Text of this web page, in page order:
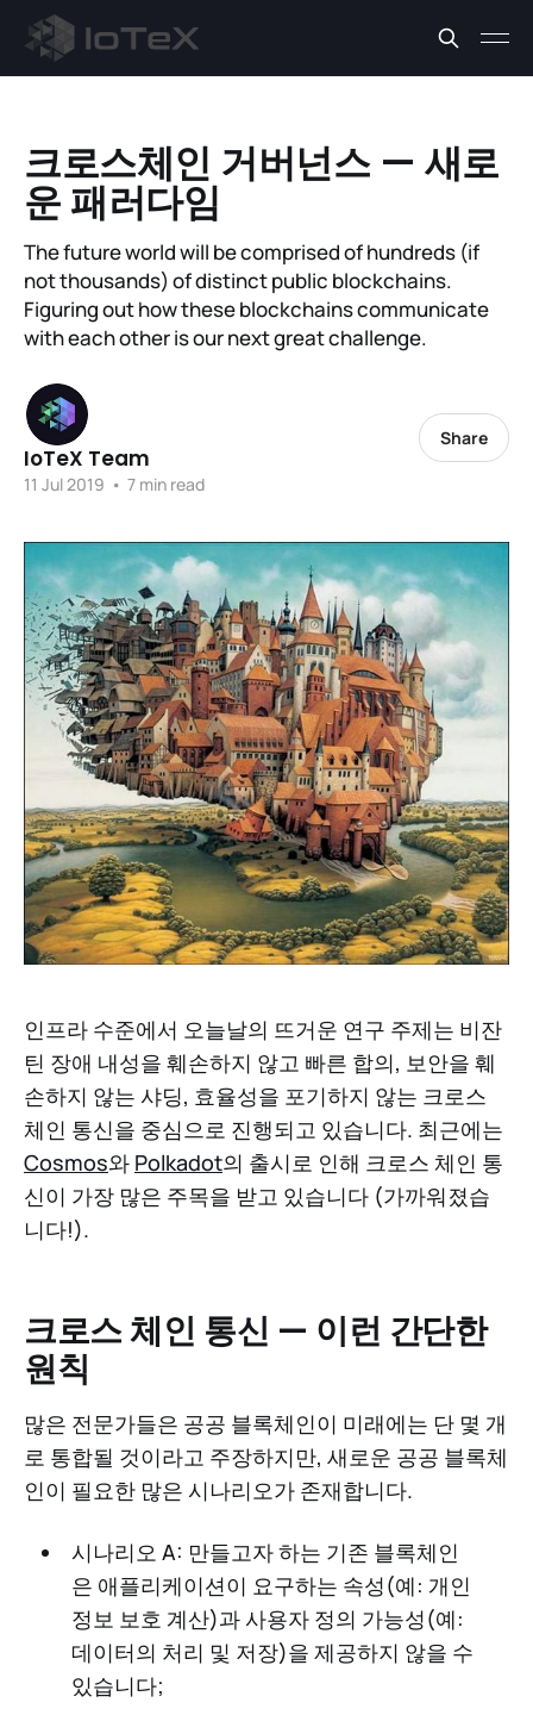
크로스체인 거버넌스 — 새로
운 패러다임
The future world will be comprised of hundreds (if
not thousands) of distinct public blockchains.
Figuring out how these blockchains communicate
with each other is our next great challenge.
IoTeX Team
11 Jul 2019 • 7 min read
Share
인프라 수준에서 오늘날의 뜨거운 연구 주제는 비잔
틴 장애 내성을 훼손하지 않고 빠른 합의, 보안을 훼
손하지 않는 샤딩, 효율성을 포기하지 않는 크로스
체인 통신을 중심으로 진행되고 있습니다. 최근에는
Cosmos와 Polkadot의 출시로 인해 크로스 체인 통
신이 가장 많은 주목을 받고 있습니다 (가까워졌습
니다!).
크로스 체인 통신 — 이런 간단한
원칙
많은 전문가들은 공공 블록체인이 미래에는 단 몇 개
로 통합될 것이라고 주장하지만, 새로운 공공 블록체
인이 필요한 많은 시나리오가 존재합니다.
시나리오 A: 만들고자 하는 기존 블록체인
은 애플리케이션이 요구하는 속성(예: 개인
정보 보호 계산)과 사용자 정의 가능성(예:
데이터의 처리 및 저장)을 제공하지 않을 수
있습니다;